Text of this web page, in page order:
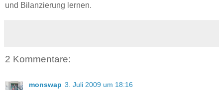
und Bilanzierung lernen.
2 Kommentare:
monswap 3. Juli 2009 um 18:16